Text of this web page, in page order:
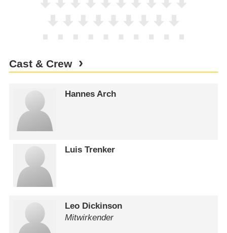
Cast & Crew
Hannes Arch
Luis Trenker
Leo Dickinson
Mitwirkender